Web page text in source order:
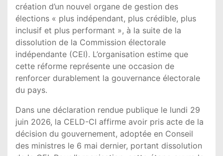
création d’un nouvel organe de gestion des
élections « plus indépendant, plus crédible, plus
inclusif et plus performant », à la suite de la
dissolution de la Commission électorale
indépendante (CEI). L’organisation estime que
cette réforme représente une occasion de
renforcer durablement la gouvernance électorale
du pays.
Dans une déclaration rendue publique le lundi 29
juin 2026, la CELD-CI affirme avoir pris acte de la
décision du gouvernement, adoptée en Conseil
des ministres le 6 mai dernier, portant dissolution